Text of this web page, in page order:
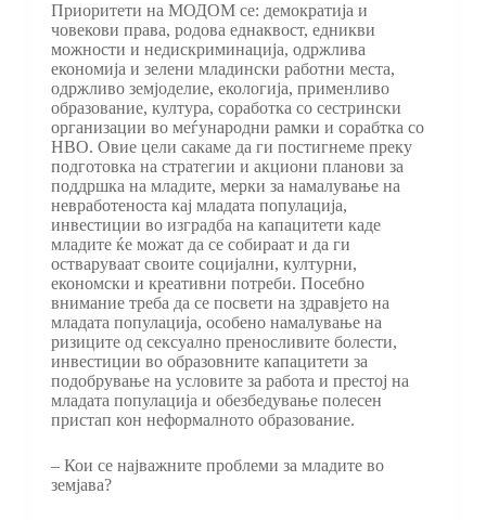
Приоритети на МОДОМ се: демократија и
човекови права, родова еднаквост, едникви
можности и недискриминација, одржлива
економија и зелени младински работни места,
одржливо земјоделие, екологија, применливо
образование, култура, соработка со сестрински
организации во меѓународни рамки и сорабтка со
НВО. Овие цели сакаме да ги постигнеме преку
подготовка на стратегии и акциони планови за
поддршка на младите, мерки за намалување на
невработеноста кај младата популација,
инвестиции во изградба на капацитети каде
младите ќе можат да се собираат и да ги
остваруваат своите социјални, културни,
економски и креативни потреби. Посебно
внимание треба да се посвети на здравјето на
младата популација, особено намалување на
ризиците од сексуално преносливите болести,
инвестиции во образовните капацитети за
подобрување на условите за работа и престој на
младата популација и обезбедување полесен
пристап кон неформалното образование.
– Кои се најважните проблеми за младите во
земјава?